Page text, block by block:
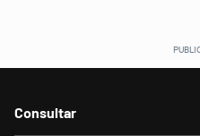
Consultar